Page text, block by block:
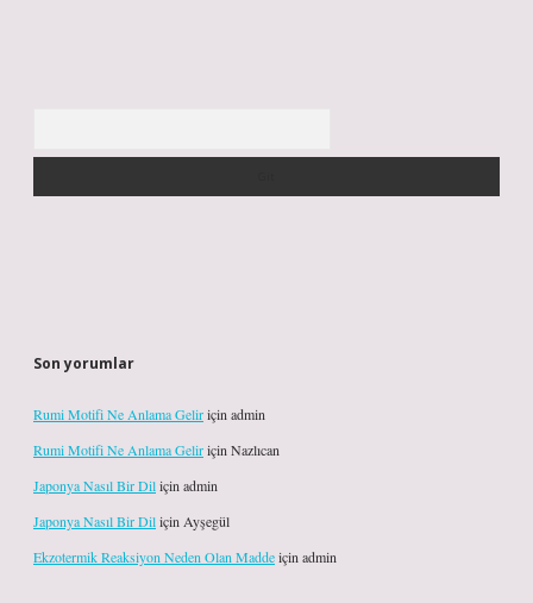
Son yorumlar
Rumi Motifi Ne Anlama Geliriçin admin
Rumi Motifi Ne Anlama Geliriçin Nazlıcan
Japonya Nasıl Bir Diliçin admin
Japonya Nasıl Bir Diliçin Ayşegül
Ekzotermik Reaksiyon Neden Olan Maddeiçin admin